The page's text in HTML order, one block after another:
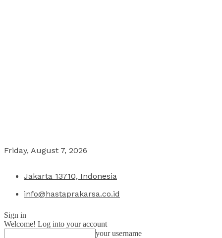
Friday, August 7, 2026
Jakarta 13710, Indonesia
info@hastaprakarsa.co.id
Sign in
Welcome! Log into your account
your username